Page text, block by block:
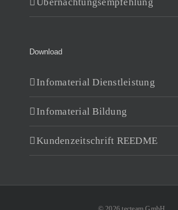
Download
Infomaterial Dienstleistung
Infomaterial Bildung
Kundenzeitschrift REEDME